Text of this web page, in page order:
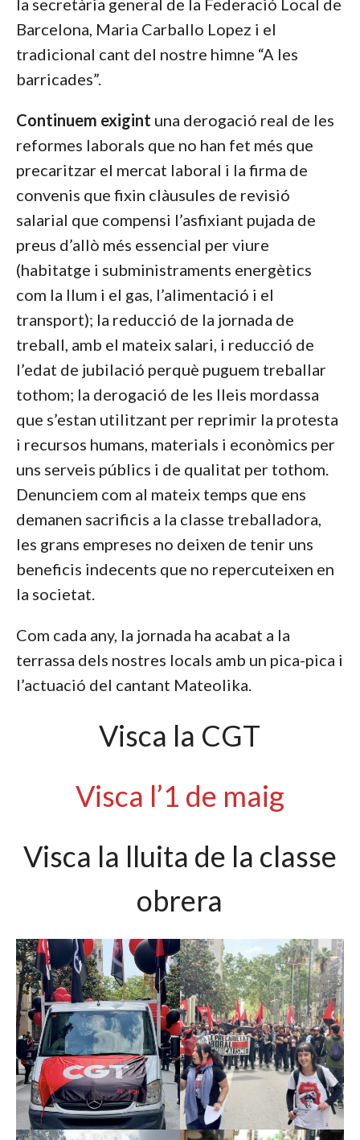
la secretària general de la Federació Local de
Barcelona, Maria Carballo Lopez i el
tradicional cant del nostre himne “A les
barricades”.
Continuem exigint una derogació real de les
reformes laborals que no han fet més que
precaritzar el mercat laboral i la firma de
convenis que fixin clàusules de revisió
salarial que compensi l’asfixiant pujada de
preus d’allò més essencial per viure
(habitatge i subministraments energètics
com la llum i el gas, l’alimentació i el
transport); la reducció de la jornada de
treball, amb el mateix salari, i reducció de
l’edat de jubilació perquè puguem treballar
tothom; la derogació de les lleis mordassa
que s’estan utilitzant per reprimir la protesta
i recursos humans, materials i econòmics per
uns serveis públics i de qualitat per tothom.
Denunciem com al mateix temps que ens
demanen sacrificis a la classe treballadora,
les grans empreses no deixen de tenir uns
beneficis indecents que no repercuteixen en
la societat.
Com cada any, la jornada ha acabat a la
terrassa dels nostres locals amb un pica-pica i
l’actuació del cantant Mateolika.
Visca la CGT
Visca l’1 de maig
Visca la lluita de la classe
obrera